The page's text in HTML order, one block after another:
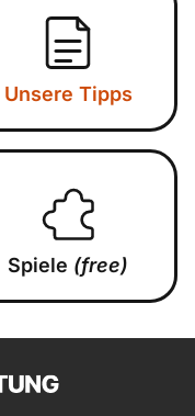
Unsere Tipps
Spiele (free)